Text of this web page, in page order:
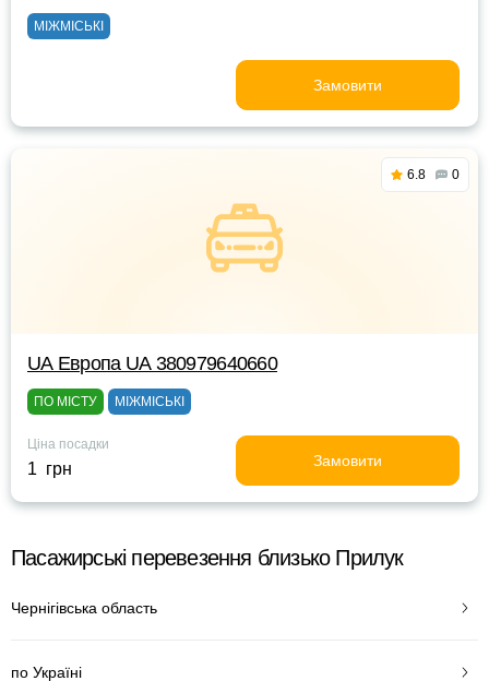
МІЖМІСЬКІ
Замовити
6.8 0
UА Европа UА 380979640660
ПО МІСТУ МІЖМІСЬКІ
Ціна посадки
1 грн Замовити
Пасажирські перевезення близько Прилук
Чернігівська область
по Україні